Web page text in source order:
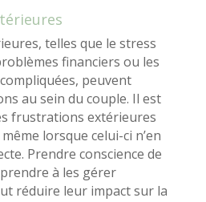
telles que le stress
financiers ou les
peuvent
au sein du couple. Il est
frustrations extérieures
lorsque celui-ci n’en
Prendre conscience de
à les gérer
réduire leur impact sur la